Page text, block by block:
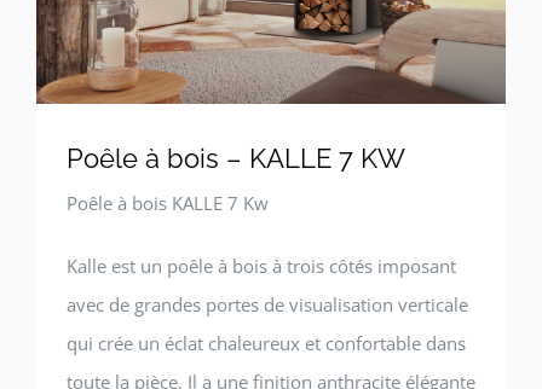
Poêle à bois – KALLE 7 KW
Poêle à bois KALLE 7 Kw
Kalle est un poêle à bois à trois côtés imposant
avec de grandes portes de visualisation verticale
qui crée un éclat chaleureux et confortable dans
toute la pièce. Il a une finition anthracite élégante